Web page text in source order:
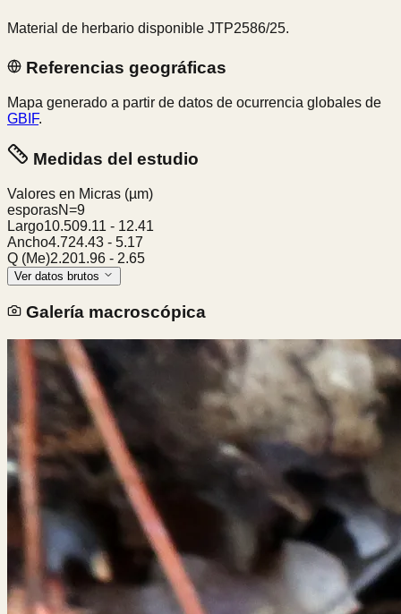
Material de herbario disponible JTP2586/25.
Referencias geográficas
Mapa generado a partir de datos de ocurrencia globales de
GBIF.
Medidas del estudio
Valores en Micras (µm)
esporasN=9
Largo10.509.11 - 12.41
Ancho4.724.43 - 5.17
Q (Me)2.201.96 - 2.65
Ver datos brutos
Galería macroscópica